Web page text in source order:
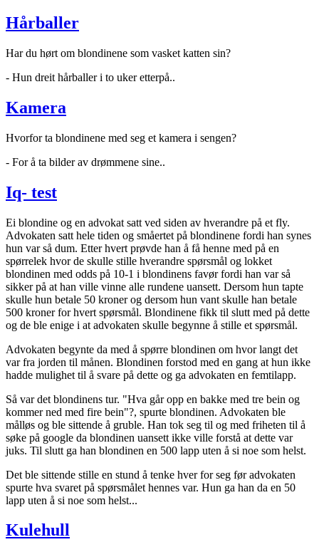
Hårballer
Har du hørt om blondinene som vasket katten sin?
- Hun dreit hårballer i to uker etterpå..
Kamera
Hvorfor ta blondinene med seg et kamera i sengen?
- For å ta bilder av drømmene sine..
Iq- test
Ei blondine og en advokat satt ved siden av hverandre på et fly.
Advokaten satt hele tiden og småertet på blondinene fordi han synes
hun var så dum. Etter hvert prøvde han å få henne med på en
spørrelek hvor de skulle stille hverandre spørsmål og lokket
blondinen med odds på 10-1 i blondinens favør fordi han var så
sikker på at han ville vinne alle rundene uansett. Dersom hun tapte
skulle hun betale 50 kroner og dersom hun vant skulle han betale
500 kroner for hvert spørsmål. Blondinene fikk til slutt med på dette
og de ble enige i at advokaten skulle begynne å stille et spørsmål.
Advokaten begynte da med å spørre blondinen om hvor langt det
var fra jorden til månen. Blondinen forstod med en gang at hun ikke
hadde mulighet til å svare på dette og ga advokaten en femtilapp.
Så var det blondinens tur. "Hva går opp en bakke med tre bein og
kommer ned med fire bein"?, spurte blondinen. Advokaten ble
målløs og ble sittende å gruble. Han tok seg til og med friheten til å
søke på google da blondinen uansett ikke ville forstå at dette var
juks. Til slutt ga han blondinen en 500 lapp uten å si noe som helst.
Det ble sittende stille en stund å tenke hver for seg før advokaten
spurte hva svaret på spørsmålet hennes var. Hun ga han da en 50
lapp uten å si noe som helst...
Kulehull